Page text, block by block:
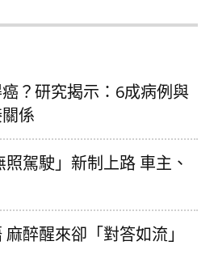
？研究揭示：6成病例與
係
駕駛」新制上路 車主、
醉醒來卻「對答如流」